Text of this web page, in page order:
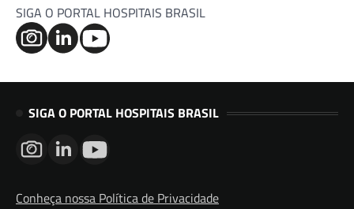
SIGA O PORTAL HOSPITAIS BRASIL
SIGA O PORTAL HOSPITAIS BRASIL
Conheça nossa Política de Privacidade